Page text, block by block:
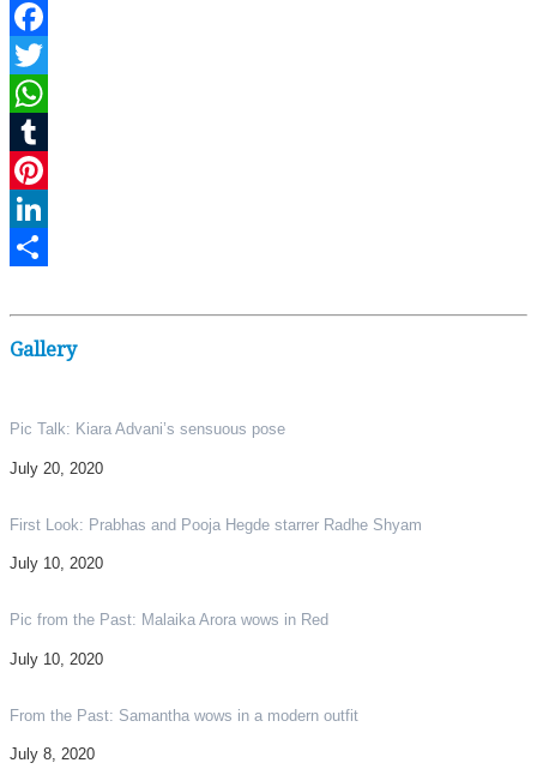
Facebook
Twitter
WhatsApp
Tumblr
Pinterest
LinkedIn
Gallery
Pic Talk: Kiara Advani’s sensuous pose
July 20, 2020
First Look: Prabhas and Pooja Hegde starrer Radhe Shyam
July 10, 2020
Pic from the Past: Malaika Arora wows in Red
July 10, 2020
From the Past: Samantha wows in a modern outfit
July 8, 2020